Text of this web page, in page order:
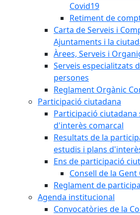
Covid19
Retiment de
Carta de Serveis i
Ajuntaments i la
Àrees, Serveis i
Serveis especialitzats
persones
Reglament Orgànic
Participació ciutadana
Participació
d'interès comarcal
Resultats de la
estudis i plans
Ens de participació
Consell de la
Reglament de
Agenda institucional
Convocatòries de la